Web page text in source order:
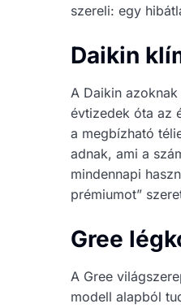
szereli: egy
Daikin
A Daikin
évtizedek óta az
a megbízható
adnak, ami a
mindennapi
prémiumot”
Gree
A Gree
modell alapból